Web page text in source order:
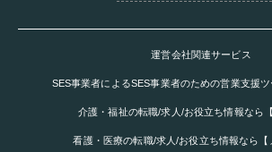
運営会社関連サービス
SES事業者によるSES事業者のための営業支援ツ
介護・福祉の転職/求人/お役立ち情報なら
看護・医療の転職/求人/お役立ち情報なら【